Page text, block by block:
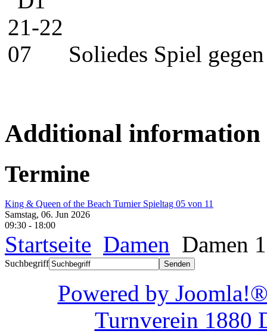
Soliedes Spiel
Additional information
Termine
King & Queen of the Beach Turnier Spieltag 05 von 11
Samstag, 06. Jun 2026
09:30 - 18:00
Startseite Damen Damen 1
Suchbegriff
Powered by
Turnverein